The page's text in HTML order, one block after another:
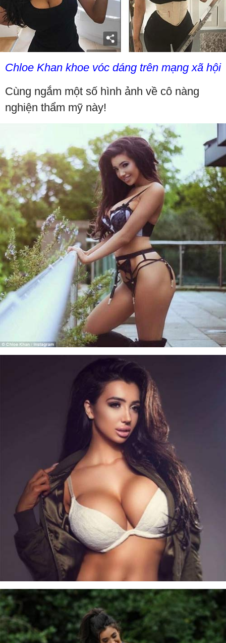
Chloe Khan khoe vóc dáng trên mạng xã hội
Cùng ngắm một số hình ảnh về cô nàng
nghiện thẩm mỹ này!